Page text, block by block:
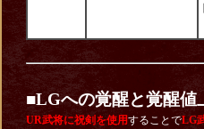
■LGへの覚醒と覚醒値
UR武将に祝剣を使用することでLG